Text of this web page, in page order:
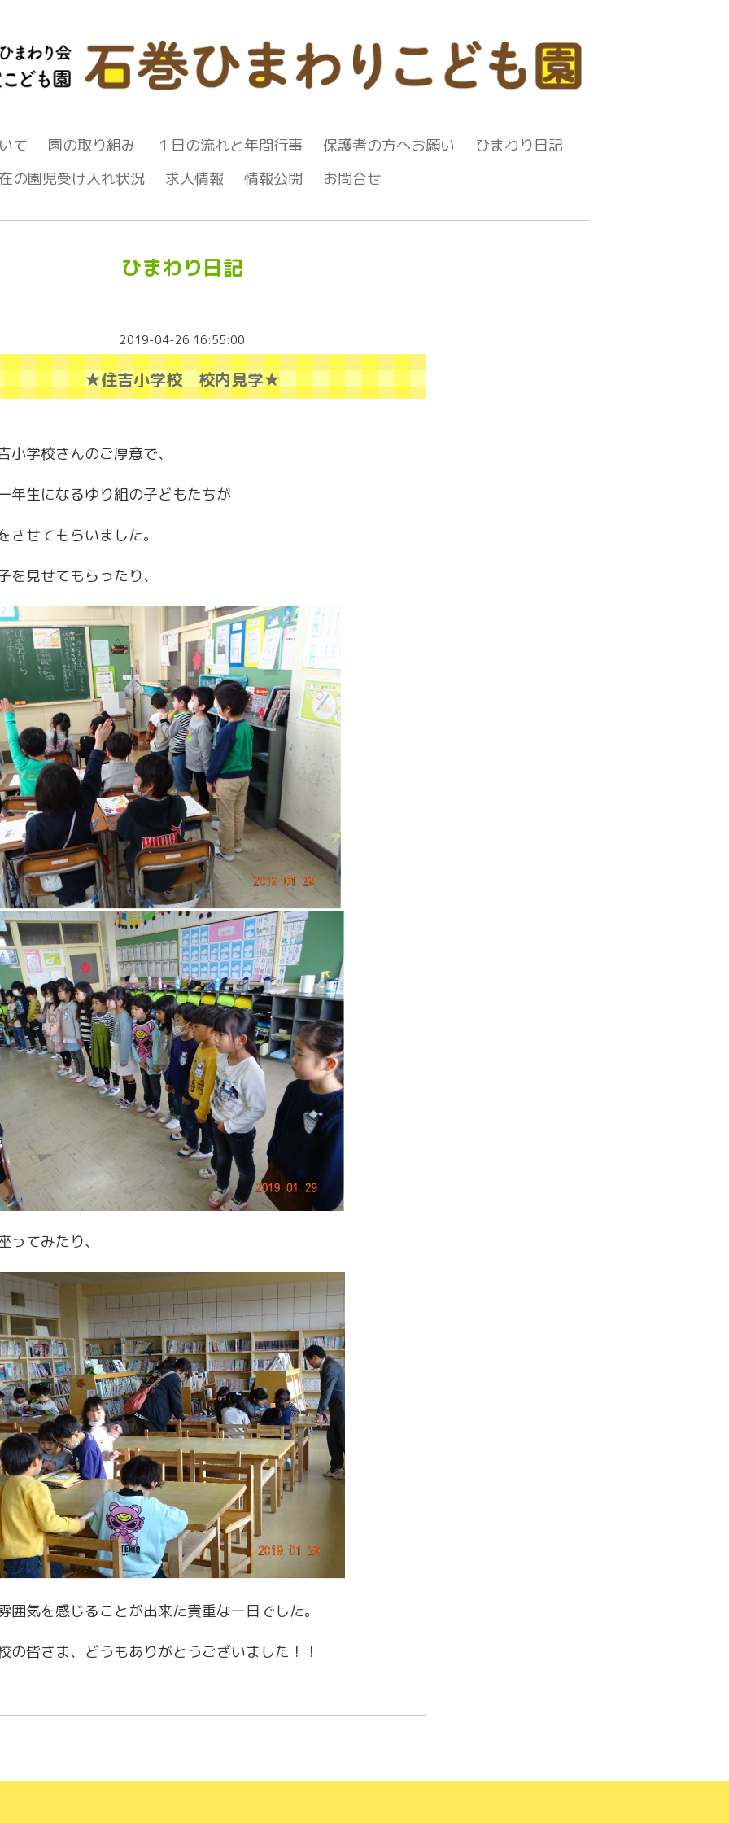
て 園の取り組み １日の流れと年間行事 保護者の方へお願い
ひまわり日記
の園児受け入れ状況
求人情報 情報公開 お問合せ
ひまわり日記
2019-04-26 16:55:00
★住吉小学校 校内見学★
小学校さんのご厚意で、
年生になるゆり組の子どもたちが
させてもらいました。
を見せてもらったり、
ってみたり、
囲気を感じることが出来た貴重な一日でした。
の皆さま、どうもありがとうございました！！